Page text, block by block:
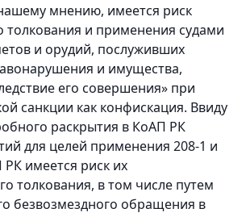
мнению, имеется риск
толкования и применения судами
и орудий, послуживших
и имущества,
его совершения» при
санкции как конфискация. Ввиду
раскрытия в КоАП РК
для целей применения 208-1 и
имеется риск их
толкования, в том числе путем
безвозмездного обращения в